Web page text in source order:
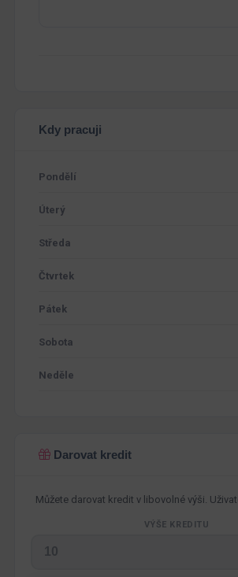
Kdy pracuji
Pondělí
Úterý
Středa
Čtvrtek
Pátek
Sobota
Neděle
Darovat kredit
Můžete darovat kredit v libovolné výši.
VÝŠE KREDITU